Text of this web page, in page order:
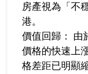
房產視為「不
港。
價值回歸： 由
價格的快速上
格差距已明顯